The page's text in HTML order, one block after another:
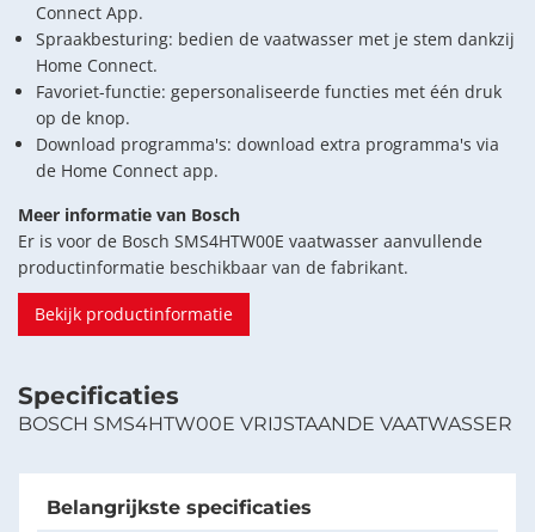
Connect App.
Spraakbesturing: bedien de vaatwasser met je stem dankzij
Home Connect.
Favoriet-functie: gepersonaliseerde functies met één druk
op de knop.
Download programma's: download extra programma's via
de Home Connect app.
Meer informatie van Bosch
Er is voor de Bosch SMS4HTW00E vaatwasser aanvullende
productinformatie beschikbaar van de fabrikant.
Bekijk productinformatie
Specificaties
BOSCH SMS4HTW00E VRIJSTAANDE VAATWASSER
Belangrijkste specificaties